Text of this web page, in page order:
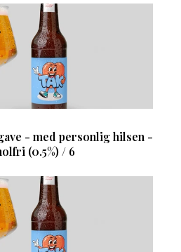
- med personlig hilsen -
(0.5%) / 6